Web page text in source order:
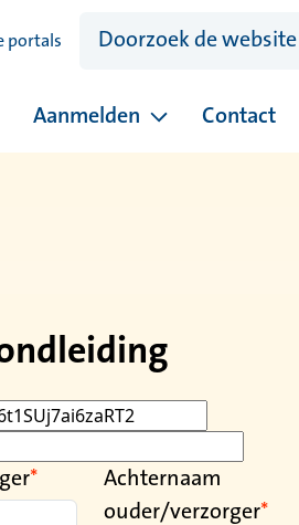
portals
Aanmelden Contact
Achternaam
ouder/verzorger